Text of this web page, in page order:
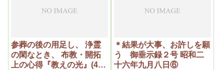
てくださるし、また悪くならな
うのは神秘性が余りに多いから
である。ところが面白い事には
ても神秘性であろう
参葬の後の用足し、 浄霊
の閑なとき、 布教・開拓
上の心得『教えの光』(4、
＊結果が大事、お許しを願
う 御垂示録２号 昭和二
十六年九月八日⑥